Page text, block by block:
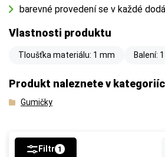
barevné provedení se v každé
Vlastnosti produktu
Tloušťka materiálu: 1 mm Balení:
Produkt naleznete v
Gumičky
Filtr 1